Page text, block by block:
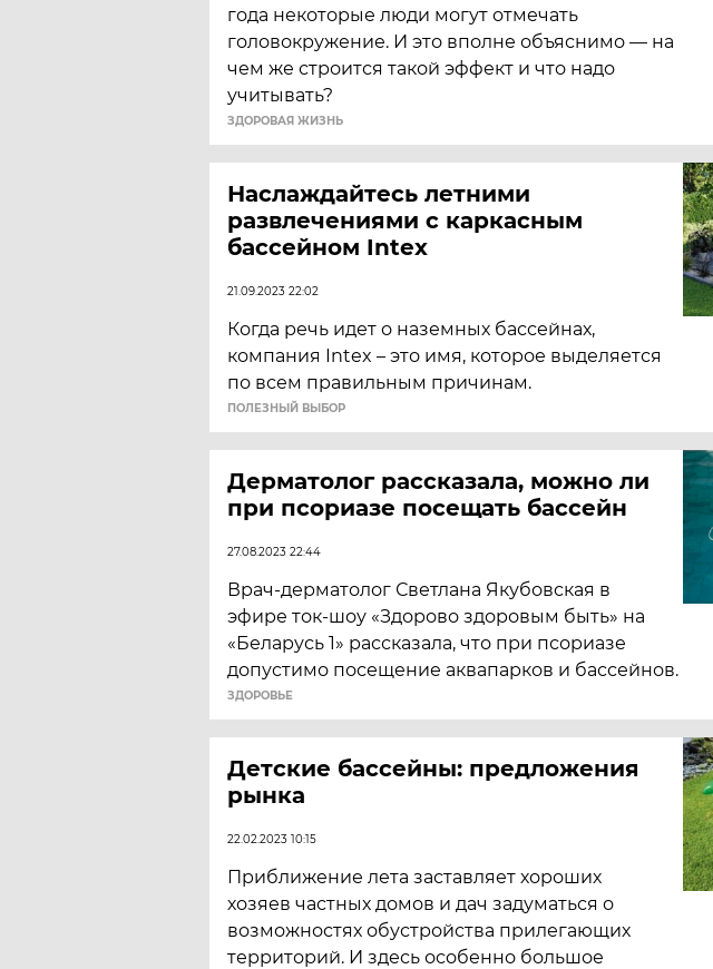
года некоторые люди могут отмечать
головокружение. И это вполне объяснимо — на
чем же строится такой эффект и что надо
учитывать?
ЗДОРОВАЯ ЖИЗНЬ
Наслаждайтесь летними
развлечениями с каркасным
бассейном Intex
21.09.2023 22:02
Когда речь идет о наземных бассейнах,
компания Intex – это имя, которое выделяется
по всем правильным причинам.
ПОЛЕЗНЫЙ ВЫБОР
Дерматолог рассказала, можно ли
при псориазе посещать бассейн
27.08.2023 22:44
Врач-дерматолог Светлана Якубовская в
эфире ток-шоу «Здорово здоровым быть» на
«Беларусь 1» рассказала, что при псориазе
допустимо посещение аквапарков и бассейнов.
ЗДОРОВЬЕ
Детские бассейны: предложения
рынка
22.02.2023 10:15
Приближение лета заставляет хороших
хозяев частных домов и дач задуматься о
возможностях обустройства прилегающих
территорий. И здесь особенно большое